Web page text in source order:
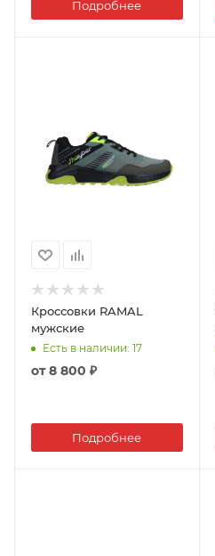
Подробнее
Кроссовки RAMAL
мужские
Есть в наличии: 17
от8 800 ₽
Подробнее